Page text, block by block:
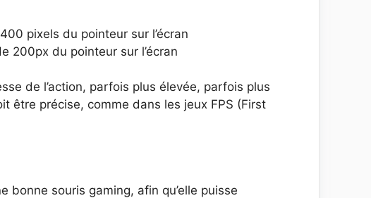
pixels du pointeur sur l’écran
200px du pointeur sur l’écran
de l’action, parfois plus élevée, parfois plus
être précise, comme dans les jeux FPS (First
souris gaming, afin qu’elle puisse